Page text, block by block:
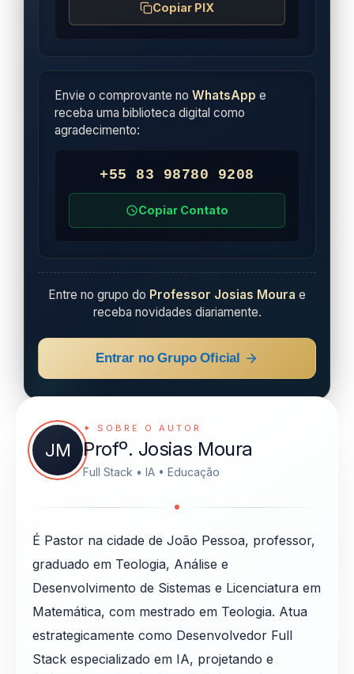
Copiar PIX
Envie o comprovante noWhatsApp e
receba uma biblioteca digital como
agradecimento:
+55 83 98780 9208
Copiar Contato
Entre no grupo do Professor Josias Moura e
receba novidades diariamente.
Entrar no Grupo Oficial
JM
✦ SOBRE O AUTOR
Profº. Josias Moura
Full Stack • IA • Educação
É Pastor na cidade de João Pessoa, professor,
graduado em Teologia, Análise e
Desenvolvimento de Sistemas e Licenciatura em
Matemática, com mestrado em Teologia. Atua
estrategicamente como Desenvolvedor Full
Stack especializado em IA, projetando e